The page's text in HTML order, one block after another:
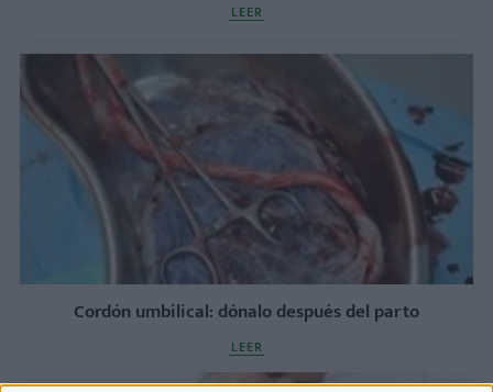
LEER
Cordón umbilical: dónalo después del parto
LEER